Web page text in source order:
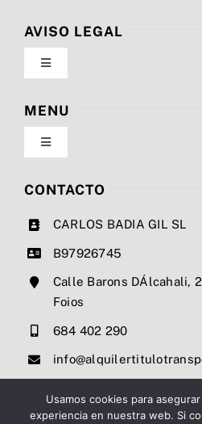
AVISO LEGAL
Toggle
Navigation
Política de privacidad
Condiciones de uso
MENU
Toggle
Navigation
Nosotros
Precios
Contacto
CONTACTO
CARLOS BADIA GIL SL
B97926745
Calle Barons DÁlcahali,
Foios
684 402 290
Usamos cookies para
experiencia en nuestra web. Si